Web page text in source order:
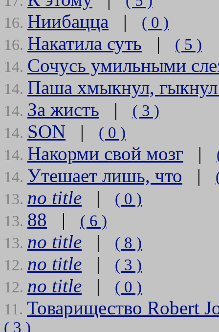
16. Ниибацца | ( 0 )
16. Накатила суть | ( 5 )
14. Сочусь умильными
14. Паша хмыкнул,
14. За жисть | ( 3 )
14. SON | ( 0 )
14. Накорми свой мозг |
14. Утешает лишь, что |
13. no title | ( 0 )
13. 88 | ( 6 )
13. no title | ( 8 )
12. no title | ( 3 )
12. no title | ( 0 )
11. Товарищество Robert
( 3 )